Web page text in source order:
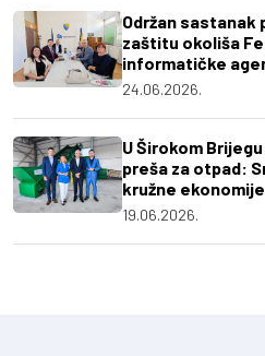
Održan sastanak
zaštitu okoliša
informatičke
24.06.2026.
U Širokom
preša za otpad:
kružne ekonomije
19.06.2026.